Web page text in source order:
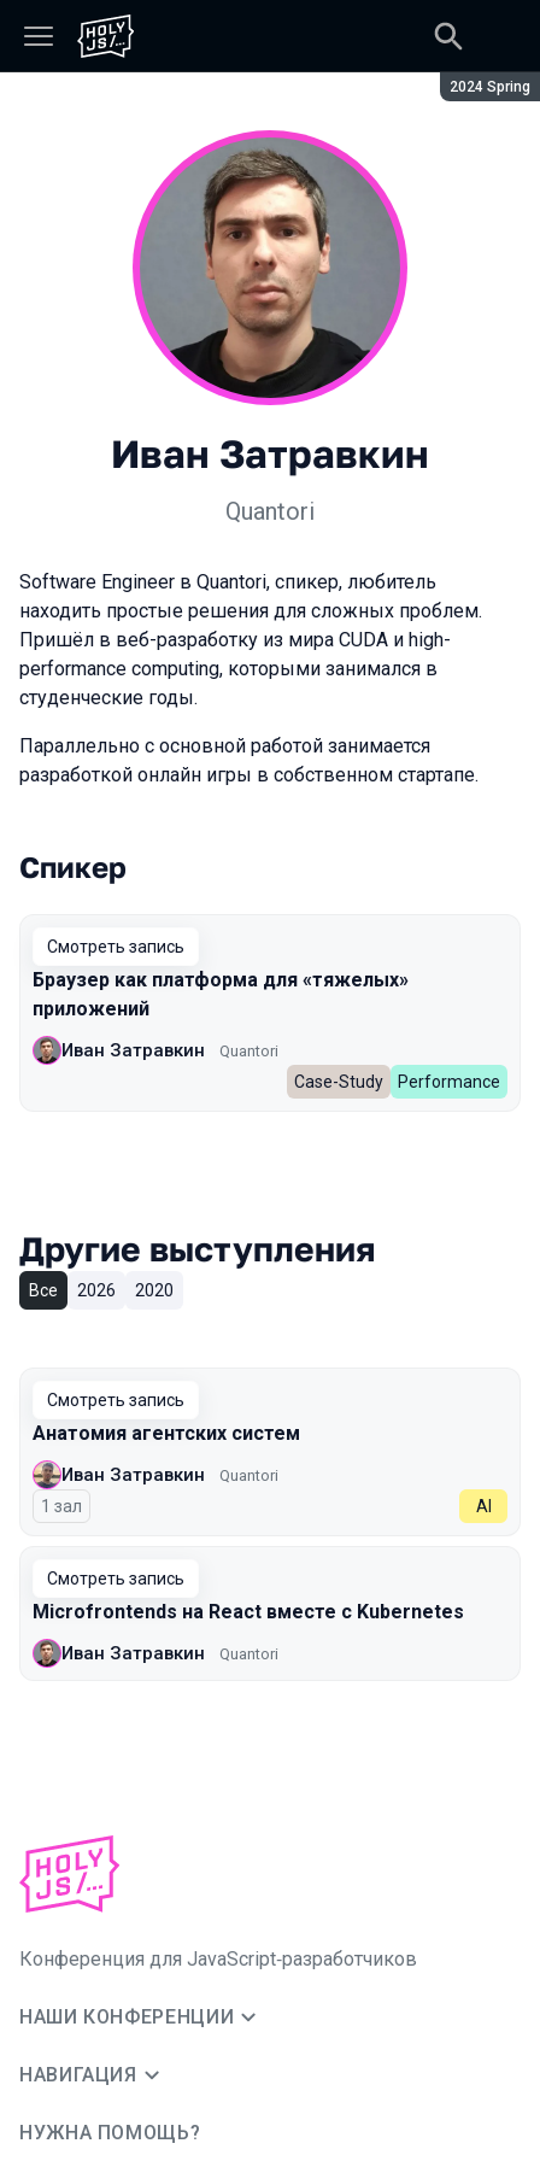
Сезон:
2024 Spring
Иван Затравкин
Quantori
Software Engineer в Quantori, спикер, любитель
находить простые решения для сложных проблем.
Пришёл в веб-разработку из мира CUDA и high-
performance computing, которыми занимался в
студенческие годы.
Параллельно с основной работой занимается
разработкой онлайн игры в собственном стартапе.
Выступления в сезоне 2024 Spring
Спикер
Смотреть запись
Браузер как платформа для «тяжелых»
приложений
Иван Затравкин Quantori
Case-Study Performance
Другие выступления
Все 2026 2020
Смотреть запись
Анатомия агентских систем
Иван Затравкин Quantori
1 зал AI
Смотреть запись
Microfrontends на React вместе с Kubernetes
Иван Затравкин Quantori
Конференция для JavaScript‑разработчиков
НАШИ КОНФЕРЕНЦИИ
НАВИГАЦИЯ
НУЖНА ПОМОЩЬ?